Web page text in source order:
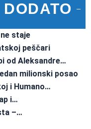
staje
peščari
od Aleksandre…
milionski posao
i Humano…
i…
–…